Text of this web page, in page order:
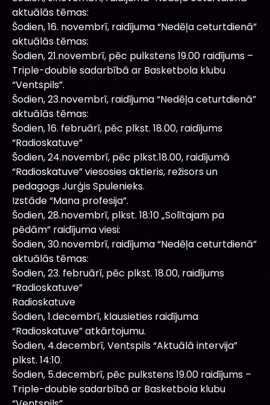
aktuālās tēmas:
Šodien, 16. novembrī, raidījuma “Nedēļa ceturtdienā”
aktuālās tēmas:
Šodien, 21.novembrī, pēc pulkstens 19.00 raidījums –
Triple-double sadarbībā ar Basketbola klubu
“Ventspils”.
Šodien, 23.novembrī, raidījuma “Nedēļa ceturtdienā”
aktuālās tēmas:
Šodien, 16. februārī, pēc plkst. 18.00, raidījums
“Radioskatuve”
Šodien, 24.novembrī, pēc plkst.18.00, raidījumā
“Radioskatuve” viesosies aktieris, režisors un
pedagogs Jurģis Spulenieks.
Izstāde “Mana profesija”.
Šodien, 28.novembrī, plkst. 18:10 „Solītajam pa
pēdām” raidījuma viesi:
Šodien, 30.novembrī, raidījuma “Nedēļa ceturtdienā”
aktuālās tēmas:
Šodien, 23. februārī, pēc plkst. 18.00, raidījums
“Radioskatuve”
Radioskatuve
Šodien, 1.decembrī, klausieties raidījuma
“Radioskatuve” atkārtojumu.
Šodien, 4.decembrī, Ventspils “Aktuālā intervija”
plkst. 14:10.
Šodien, 5.decembrī, pēc pulkstens 19.00 raidījums –
Triple-double sadarbībā ar Basketbola klubu